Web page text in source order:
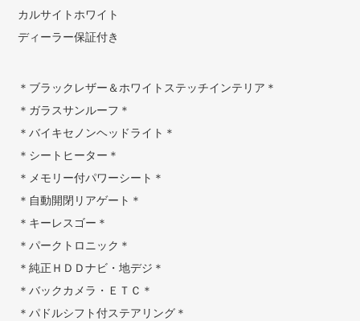
カルサイトホワイト
ディーラー保証付き
＊ブラックレザー＆ホワイトステッチインテリア＊
＊ガラスサンルーフ＊
＊バイキセノンヘッドライト＊
＊シートヒーター＊
＊メモリー付パワーシート＊
＊自動開閉リアゲート＊
＊キーレスゴー＊
＊パークトロニック＊
＊純正ＨＤＤナビ・地デジ＊
＊バックカメラ・ＥＴＣ＊
＊パドルシフト付ステアリング＊